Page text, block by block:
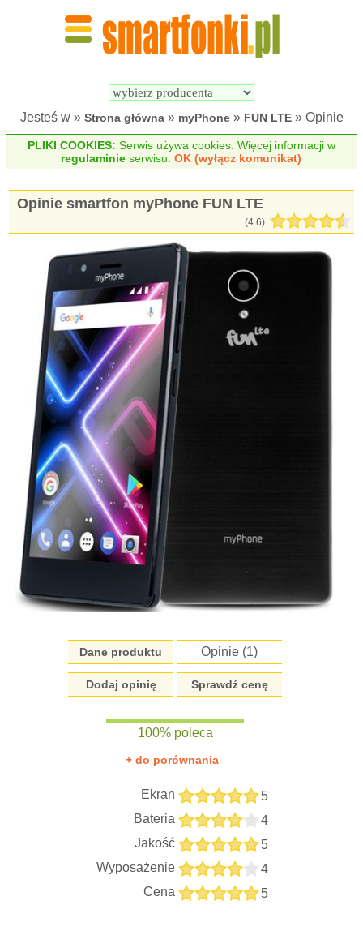
Jesteś w » Strona główna» myPhone» FUN LTE» Opinie
PLIKI COOKIES: Serwis używa cookies. Więcej informacji w
regulaminie serwisu.OK (wyłącz komunikat)
Opinie smartfon myPhone FUN LTE
(4.6)
Dane produktu Opinie (1)
Dodaj opinię Sprawdź cenę
100% poleca
+ do porównania
Ekran
5
Bateria
4
Jakość
5
Wyposażenie
4
Cena
5